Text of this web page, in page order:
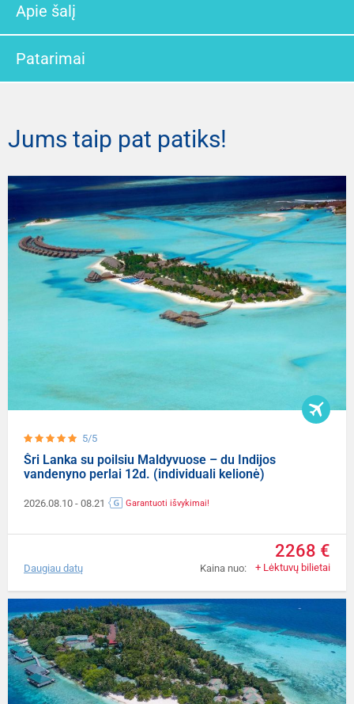
Apie šalį
Patarimai
Jums taip pat patiks!
5/5
Šri Lanka su poilsiu Maldyvuose – du Indijos
vandenyno perlai 12d. (individuali kelionė)
2026.08.10 - 08.21 Garantuoti išvykimai!
Kaina nuo:
2268 €
+ Lėktuvų bilietai
Daugiau datų